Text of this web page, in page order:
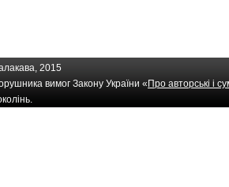
2015
вимог Закону України « Про авторські і